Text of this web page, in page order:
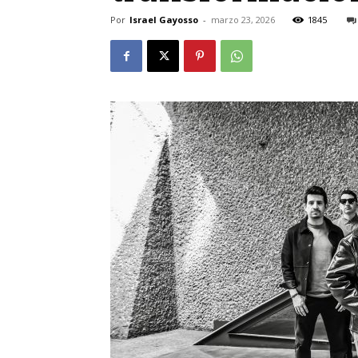
Por Israel Gayosso - marzo 23, 2026 1845